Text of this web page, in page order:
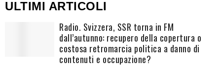
ULTIMI ARTICOLI
Radio. Svizzera, SSR torna in FM
dall’autunno: recupero della copertura o
costosa retromarcia politica a danno di
contenuti e occupazione?